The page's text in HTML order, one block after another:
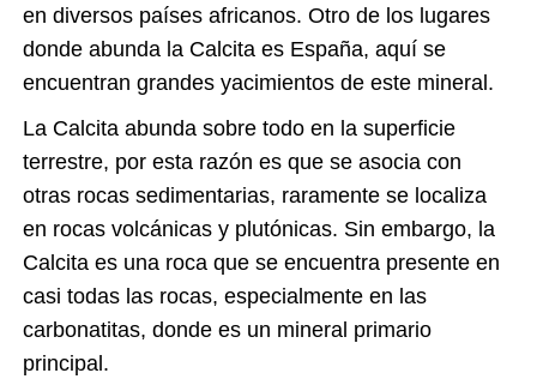
en diversos países africanos. Otro de los lugares
donde abunda la Calcita es España, aquí se
encuentran grandes yacimientos de este mineral.
La Calcita abunda sobre todo en la superficie
terrestre, por esta razón es que se asocia con
otras rocas sedimentarias, raramente se localiza
en rocas volcánicas y plutónicas. Sin embargo, la
Calcita es una roca que se encuentra presente en
casi todas las rocas, especialmente en las
carbonatitas, donde es un mineral primario
principal.